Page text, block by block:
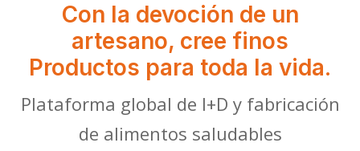
Con la devoción de un
artesano, cree finos
Productos para toda la vida.
Plataforma global de I+D y fabricación
de alimentos saludables